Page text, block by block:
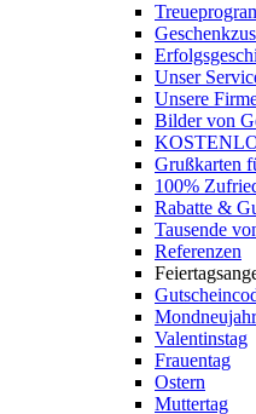
Unser
Unsere
Bilder von
Grußkarten
100%
Rabatte &
Tausende
Referenzen
Mondneujahr
Valentinstag
Frauentag
Ostern
Muttertag